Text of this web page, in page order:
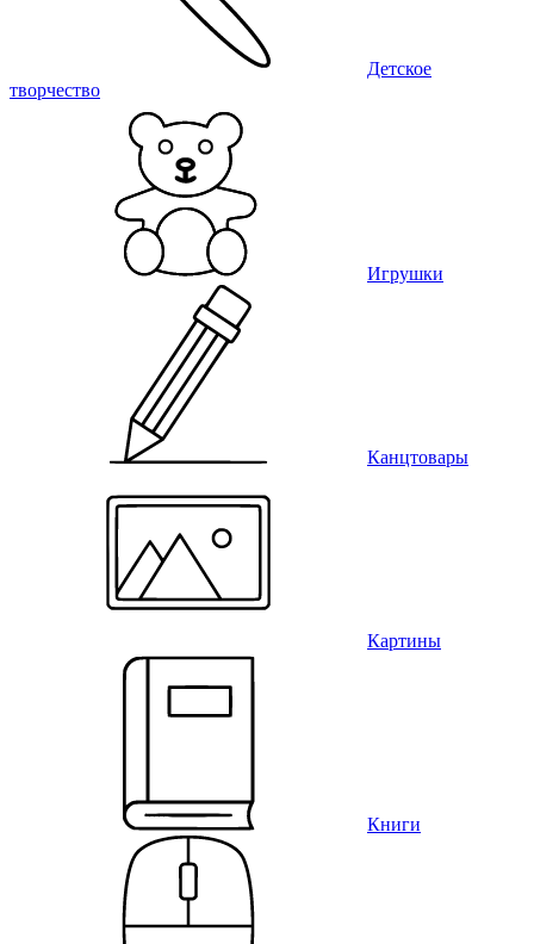
Детское
творчество
Игрушки
Канцтовары
Картины
Книги